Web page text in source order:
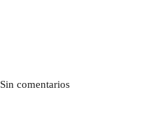
Sin comentarios